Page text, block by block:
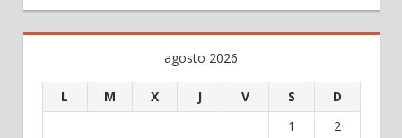
agosto 2026
L M X J V S D
1
2